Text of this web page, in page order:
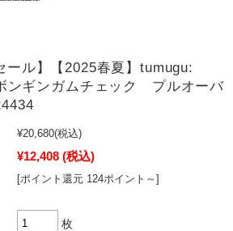
ール】【2025春夏】tumugu:
ンギンガムチェック プルオーバ
¥20,680(税込)
¥12,408 (税込)
[ポイント還元 124ポイント～]
枚